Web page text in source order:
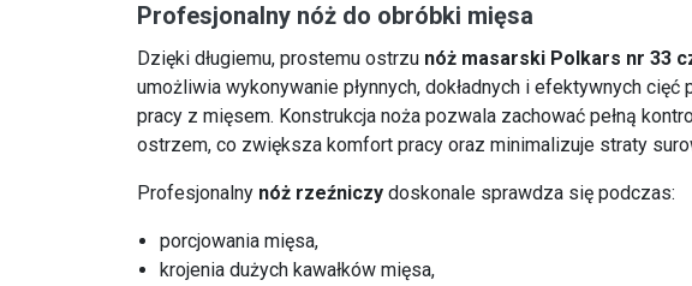
Profesjonalny nóż do obróbki mięsa
Dzięki długiemu, prostemu ostrzu nóż masarski Polkars nr 33
umożliwia wykonywanie płynnych, dokładnych i efektywnych cięć
pracy z mięsem. Konstrukcja noża pozwala zachować pełną
ostrzem, co zwiększa komfort pracy oraz minimalizuje straty
Profesjonalny nóż rzeźniczy doskonale sprawdza się podczas:
porcjowania mięsa,
krojenia dużych kawałków mięsa,